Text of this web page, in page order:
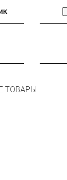
ТОВАРЫ